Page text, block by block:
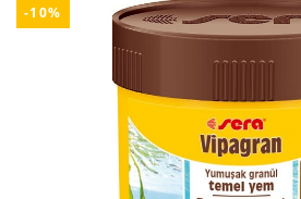
-10%